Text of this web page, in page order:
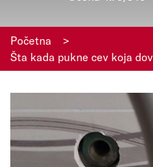
Početna
>
Šta kada pukne cev koja